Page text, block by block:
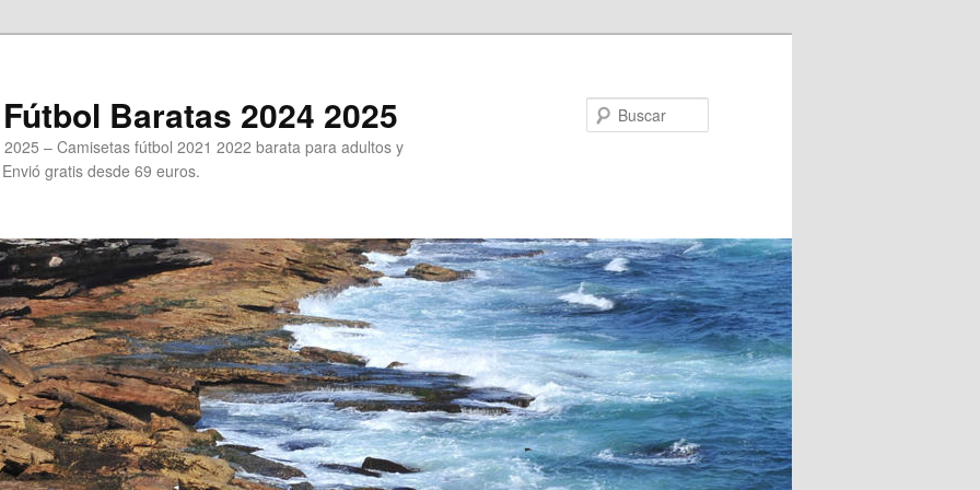
Baratas 2024 2025
– Camisetas fútbol 2021 2022 barata para adultos y
gratis desde 69 euros.